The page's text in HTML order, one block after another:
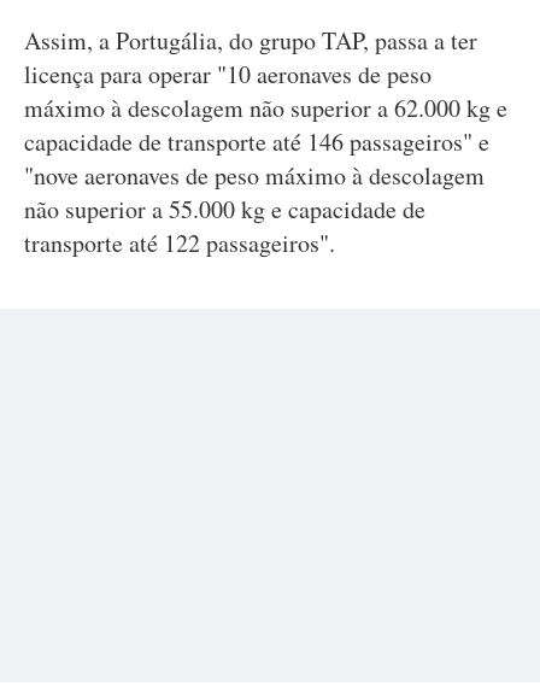
Assim, a Portugália, do grupo TAP, passa a ter
licença para operar "10 aeronaves de peso
máximo à descolagem não superior a 62.000 kg e
capacidade de transporte até 146 passageiros" e
"nove aeronaves de peso máximo à descolagem
não superior a 55.000 kg e capacidade de
transporte até 122 passageiros".